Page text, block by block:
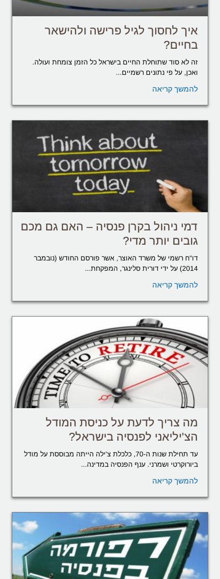
איך לחסוך לגיל פרישה ולהישאר
בחיים?
זה לא סוד שתוחלת החיים בישראל כל הזמן צומחת ועולה.
ואכן, על פי נתונים רשמיים...
להמשך קריאה
דמי ניהול בקרן פנסיה – האם גם מכם
גובים יותר מדי?
דו"ח רשמי של משרד האוצר, אשר פורסם החודש (נובמבר
2014) על ידי דורית סלינגר, המפקחת...
להמשך קריאה
מה צריך לדעת על כניסת המודל
הצ'יליאני לפנסיה בישראל?
עד תחילת שנות ה-70, כלכלת צ'ילה הייתה מבוססת על מודל
ביורוקרטי ושמרני. ענף הפנסיה במדינה...
להמשך קריאה